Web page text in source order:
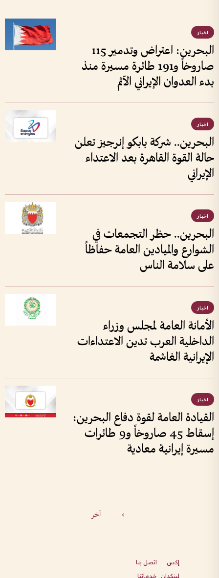
اخبار
البحرين: اعتراض وتدمير 115
صاروخاً و191 طائرة مسيرة منذ
بدء العدوان الإيراني الآثم
اخبار
البحرين.. شركة بابكو إنرجيز تعلن
حالة القوة القاهرة بعد الاعتداء
الإيراني
اخبار
البحرين.. حظر التجمعات في
الشوارع والميادين العامة حفاظاً
على سلامة الناس
اخبار
الأمانة العامة لمجلس وزراء
الداخلية العرب تدين الاعتداءات
الإيرانية الغاشمة
اخبار
القيادة العامة لقوة دفاع البحرين:
إسقاط 45 صاروخاً و9 طائرات
مسيرة إيرانية معادية
> آخر
إكس
لينكدإن
اتصل بنا
خدماتنا